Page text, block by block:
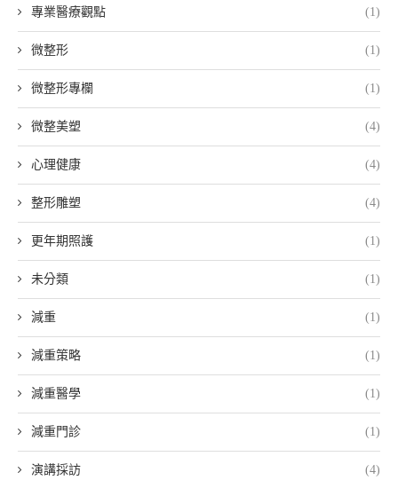
專業醫療觀點 (1)
微整形 (1)
微整形專欄 (1)
微整美塑 (4)
心理健康 (4)
整形雕塑 (4)
更年期照護 (1)
未分類 (1)
減重 (1)
減重策略 (1)
減重醫學 (1)
減重門診 (1)
演講採訪 (4)